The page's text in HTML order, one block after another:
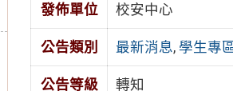
發佈單位 校安中心
公告類別 最新消息, 學生專
公告等級 轉知